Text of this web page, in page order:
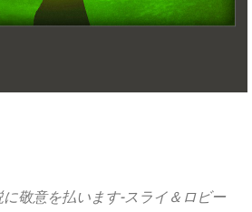
敬意を払います-スライ＆ロビー